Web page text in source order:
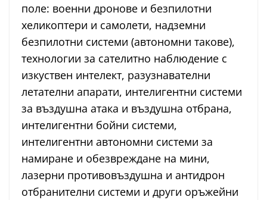
поле: военни дронове и безпилотни
хеликоптери и самолети, надземни
безпилотни системи (автономни такове),
технологии за сателитно наблюдение с
изкуствен интелект, разузнавателни
летателни апарати, интелигентни системи
за въздушна атака и въздушна отбрана,
интелигентни бойни системи,
интелигентни автономни системи за
намиране и обезвреждане на мини,
лазерни противовъздушна и антидрон
отбранителни системи и други оръжейни